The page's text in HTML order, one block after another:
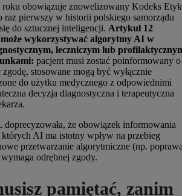
roku obowiązuje znowelizowany Kodeks
raz pierwszy w historii polskiego samorządu
do sztucznej inteligencji. Artykuł 12
wykorzystywać algorytmy AI w
leczniczym lub
pacjent musi zostać poinformowany o
stosowane mogą być wyłącznie
do użytku medycznego z odpowiednimi
decyzja diagnostyczna i terapeutyczna
że obowiązek informowania
AI ma istotny wpływ na przebieg
przetwarzanie algorytmiczne (np.
odrębnej zgody.
pamiętać, zanim